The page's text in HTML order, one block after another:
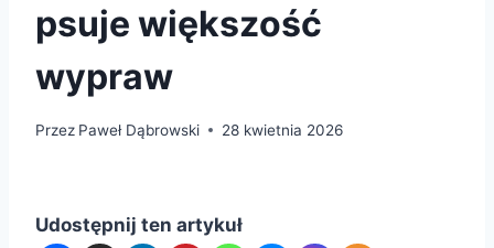
psuje większość
wypraw
Przez Paweł Dąbrowski 28 kwietnia 2026
Udostępnij ten artykuł